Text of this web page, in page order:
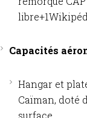
libre+1
Capacités
Hangar et
Caïman, doté
surface.